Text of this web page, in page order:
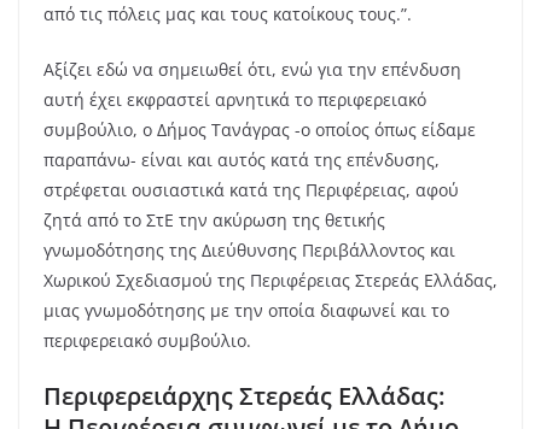
από τις πόλεις μας και τους κατοίκους τους.”.
Αξίζει εδώ να σημειωθεί ότι, ενώ για την επένδυση
αυτή έχει εκφραστεί αρνητικά το περιφερειακό
συμβούλιο, ο Δήμος Τανάγρας -ο οποίος όπως είδαμε
παραπάνω- είναι και αυτός κατά της επένδυσης,
στρέφεται ουσιαστικά κατά της Περιφέρειας, αφού
ζητά από το ΣτΕ την ακύρωση της θετικής
γνωμοδότησης της Διεύθυνσης Περιβάλλοντος και
Χωρικού Σχεδιασμού της Περιφέρειας Στερεάς Ελλάδας,
μιας γνωμοδότησης με την οποία διαφωνεί και το
περιφερειακό συμβούλιο.
Περιφερειάρχης Στερεάς Ελλάδας: